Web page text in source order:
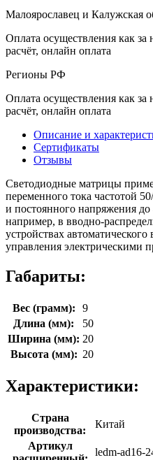
Малоярославец и Калужская
Оплата осуществления как
расчёт, онлайн оплата
Регионы РФ
Оплата осуществления как
расчёт, онлайн оплата
Описание и
Сертификаты
Отзывы
Светодиодные матрицы
переменного тока частотой
и постоянного напряжения
например, в вводно-
устройствах
управления электрическими
Габариты:
Вес (грамм):
9
Длина (мм):
50
Ширина (мм): 20
Высота (мм): 20
Характеристики:
Страна
производства:
Китай
Артикул
ledm-ad16-